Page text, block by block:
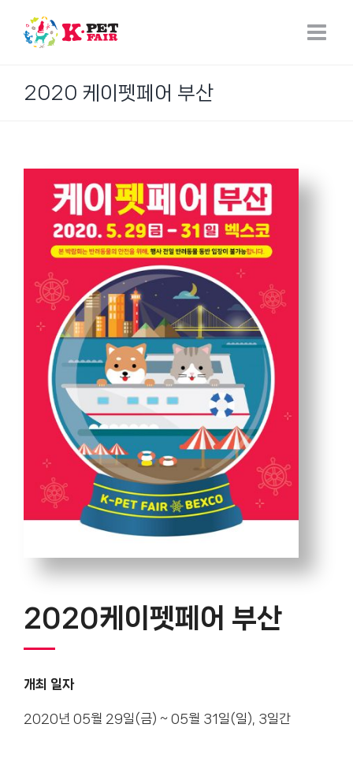
content
2020 케이펫페어 부산
2020케이펫페어 부산
개최 일자
2020년 05월 29일(금) ~ 05월 31일(일), 3일간